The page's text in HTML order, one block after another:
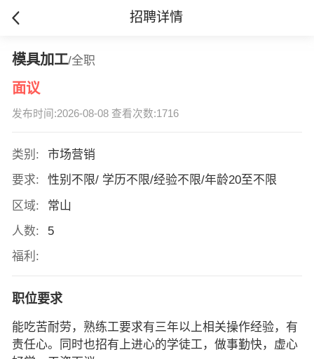
招聘详情
模具加工/全职
面议
发布时间:2026-08-08 查看次数:1716
类别:
市场营销
要求:
性别不限/ 学历不限/经验不限/年龄20至不限
区域:
常山
人数:
5
福利:
职位要求
能吃苦耐劳，熟练工要求有三年以上相关操作经验，有
责任心。同时也招有上进心的学徒工，做事勤快，虚心